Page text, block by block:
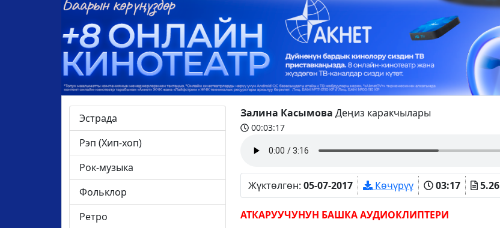
Эстрада
Рэп (Хип-хоп)
Рок-музыка
Фольклор
Ретро
Залина Касымова Деңиз каракчылары
00:03:17
Жүктөлгөн: 05-07-2017 Көчүрүү 03:17 5.26
АТКАРУУЧУНУН БАШКА АУДИОКЛИПТЕРИ